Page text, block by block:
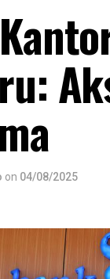
on 04/08/2025